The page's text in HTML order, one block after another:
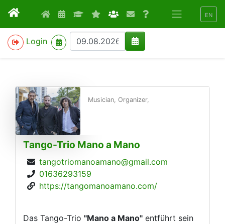
EN
Login
>
Tango-Trio Mano a Mano
tangotriomanoamano@gmail.com
01636293159
https://tangomanoamano.com/
Musician, Organizer,
Das Tango-Trio "Mano a Mano" entführt sein